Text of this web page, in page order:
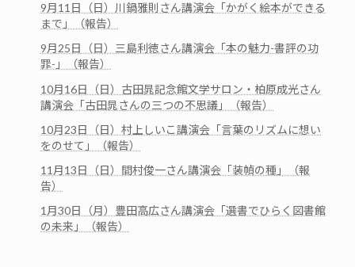
9月11日（日）川鍋雅則さん講演会「かがく絵本ができる
まで」（報告）
9月25日（日）三島利徳さん講演会「本の魅力-書評の功
罪-」（報告）
10月16日（日）古田晁記念館文学サロン・柏原成光さん
講演会「古田晁さんの三つの不思議」（報告）
10月23日（日）村上しいこ講演会「言葉のリズムに想い
をのせて」（報告）
11月13日（日）間村俊一さん講演会「装幀の種」（報
告）
1月30日（月）豊田高広さん講演会「選書でひらく図書館
の未来」（報告）